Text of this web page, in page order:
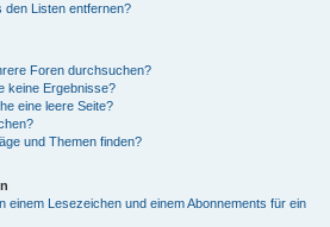
den Listen entfernen?
Foren durchsuchen?
keine Ergebnisse?
eine leere Seite?
und Themen finden?
einem Lesezeichen und einem Abonnements für ein